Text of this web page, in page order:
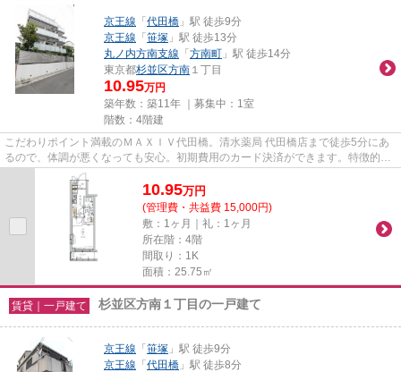
京王線 「代田橋 」駅 徒歩9分
京王線 「笹塚 」駅 徒歩13分
丸ノ内方南支線 「方南町 」駅 徒歩14分
東京都杉並区方南 １丁目
10.95万円
築年数：築11年 ｜募集中： 1室
階数：4階建
こだわりポイント満載のＭＡＸＩＶ代田橋。清水薬局 代田橋店まで徒歩5分にあ
るので、体調が悪くなっても安心。初期費用のカード決済ができます。特徴的な
外観と洗練された設計の内装...
10.95万円
(管理費・共益費 15,000円)
敷：1ヶ月｜礼：1ヶ月
所在階：4階
間取り：1K
面積：25.75㎡
賃貸｜一戸建て 杉並区方南１丁目の一戸建て
京王線 「笹塚 」駅 徒歩9分
京王線 「代田橋 」駅 徒歩8分